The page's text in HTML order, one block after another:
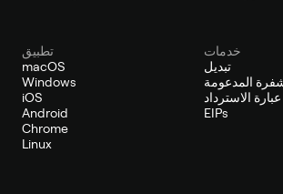
تطبيق
macOS
Windows
iOS
Android
Chrome
Linux
خدمات
تبديل
المدعومة
الاسترداد
EIPs